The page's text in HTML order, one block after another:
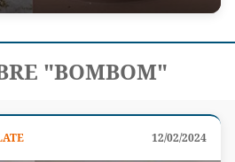
"BOMBOM"
12/02/2024